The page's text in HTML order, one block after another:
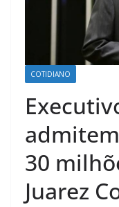
COTIDIANO
30
Juarez